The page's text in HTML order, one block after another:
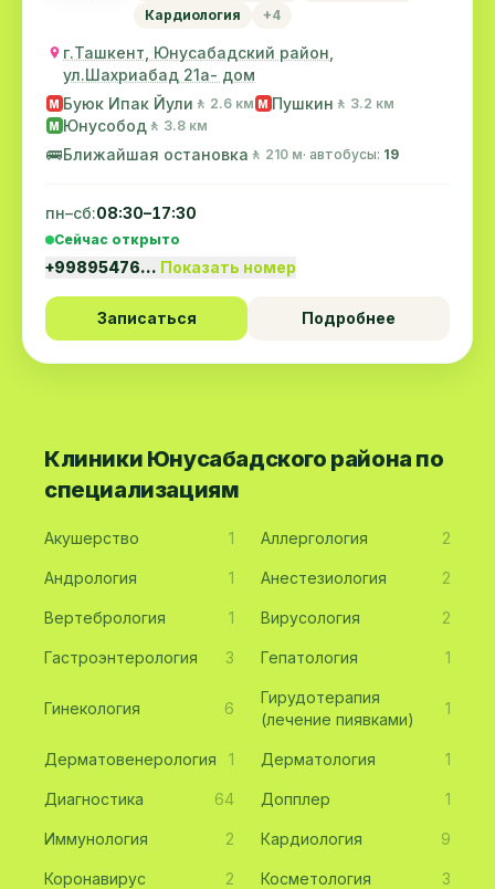
Кардиология
+4
г.Ташкент, Юнусабадский район,
ул.Шахриабад 21а- дом
M Буюк Ипак Йули 🚶 2.6 км M Пушкин 🚶 3.2 км
M Юнусобод 🚶 3.8 км
🚌Ближайшая остановка 🚶 210 м· автобусы: 19
пн–сб:08:30–17:30
Сейчас открыто
+99895476… Показать номер
Записаться Подробнее
Клиники Юнусабадского района по
специализациям
Акушерство 1 Аллергология 2
Андрология 1 Анестезиология 2
Вертебрология 1 Вирусология 2
Гастроэнтерология 3 Гепатология 1
Гинекология 6
Гирудотерапия
(лечение пиявками)
1
Дерматовенерология 1 Дерматология 1
Диагностика 64 Допплер 1
Иммунология 2 Кардиология 9
Коронавирус 2 Косметология 3